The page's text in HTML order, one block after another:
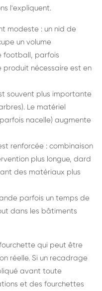
l'expliquent.
modeste : un nid de
un volume
football, parfois
nécessaire est en
souvent plus importante
Le matériel
nacelle) augmente
renforcée : combinaison
plus longue, dard
des matériaux plus
parfois un temps de
dans les bâtiments
qui peut être
réelle. Si un recadrage
avant toute
et des fourchettes